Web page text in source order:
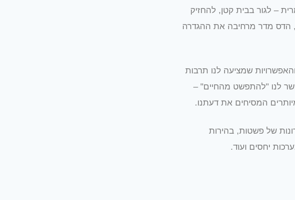
– לגור בבית קטן, להחזיק
הדס מדר מרחיבה את ההגדרה
שמציעה לנו תרבות
לנו "להתפשט מהחיים" –
המסיחים את דעתנו.
של פשטות, בהירות
יחסים ועוד.